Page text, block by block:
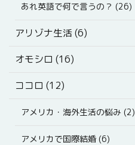
あれ英語で何で言うの？ (26)
アリゾナ生活 (6)
オモシロ (16)
ココロ (12)
アメリカ・海外生活の悩み (2)
アメリカで国際結婚 (6)